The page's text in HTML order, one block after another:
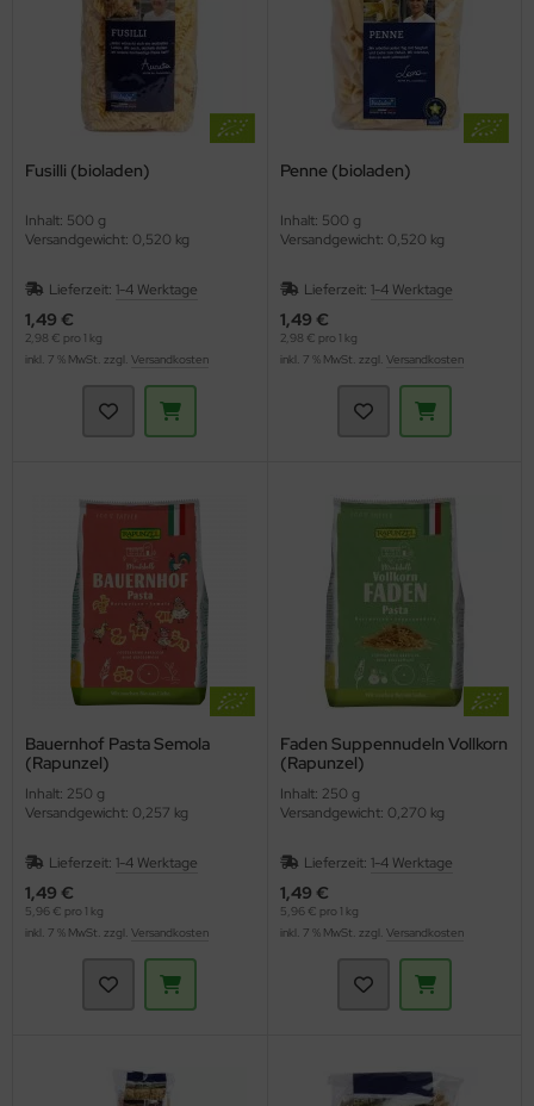
Fusilli (bioladen)
Inhalt: 500 g
Versandgewicht: 0,520 kg
Lieferzeit: 1-4 Werktage
1,49 €
2,98 € pro 1 kg
inkl. 7 % MwSt. zzgl. Versandkosten
Penne (bioladen)
Inhalt: 500 g
Versandgewicht: 0,520 kg
Lieferzeit: 1-4 Werktage
1,49 €
2,98 € pro 1 kg
inkl. 7 % MwSt. zzgl. Versandkosten
Bauernhof Pasta Semola
(Rapunzel)
Inhalt: 250 g
Versandgewicht: 0,257 kg
Lieferzeit: 1-4 Werktage
1,49 €
5,96 € pro 1 kg
inkl. 7 % MwSt. zzgl. Versandkosten
Faden Suppennudeln Vollkorn
(Rapunzel)
Inhalt: 250 g
Versandgewicht: 0,270 kg
Lieferzeit: 1-4 Werktage
1,49 €
5,96 € pro 1 kg
inkl. 7 % MwSt. zzgl. Versandkosten